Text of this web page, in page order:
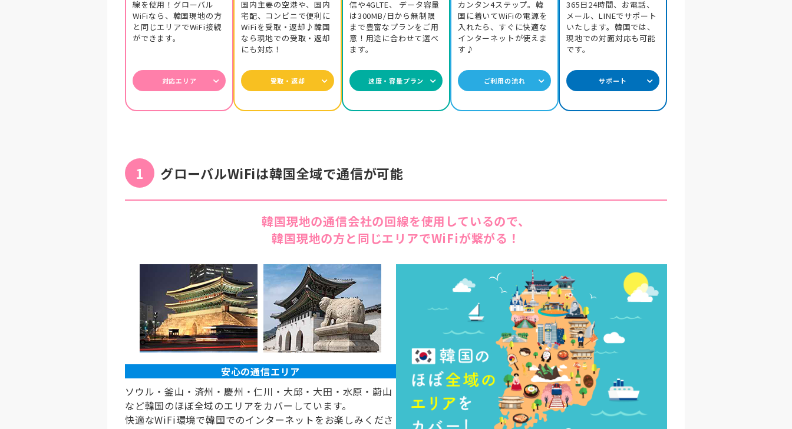
ソウル中心部での利用。初めてグローバルWiFiを使いましたが全く問題なし、期待以上でした。
韓国現地での受け渡しを利用しました。ソウル明洞オフィス受取、仁川空港返却ともスムーズで、応対も大変良かったです。
ービスを受けられました。次回、韓国に行く際にも必ずグローバルWiFiを使いたいと思います。
ソウルへ出張があり初めてグローバルWiFiを利用しましたが、大変満足できました。どこでも不自由なくインターネットに接続で
月もソウルに行くので、また利用したいと思います。
線を使用！グローバル
WiFiなら、韓国現地の方
と同じエリアでWiFi接続
ができます。
対応エリア
国内主要の空港や、国内
宅配、コンビニで便利に
WiFiを受取・返却♪韓国
なら現地での受取・返却
にも対応！
受取・返却
信や4GLTE、 データ容量
は300MB/日から無制限
まで豊富なプランをご用
意！用途に合わせて選べ
ます。
速度・容量プラン
カンタン4ステップ。韓
国に着いてWiFiの電源を
入れたら、すぐに快適な
インターネットが使えま
す♪
ご利用の流れ
365日24時間、お電話、
メール、LINEでサポート
いたします。韓国では、
現地での対面対応も可能
です。
サポート
1 グローバルWiFiは韓国全域で通信が可能
韓国現地の通信会社の回線を使用しているので、
韓国現地の方と同じエリアでWiFiが繋がる！
安心の通信エリア
ソウル・釜山・済州・慶州・仁川・大邱・大田・水原・蔚山
など韓国のほぼ全域のエリアをカバーしています。
快適なWiFi環境で韓国でのインターネットをお楽しみくださ